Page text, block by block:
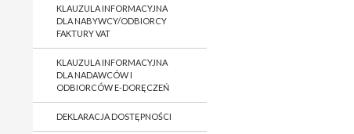
KLAUZULA INFORMACYJNA
DLA NABYWCY/ODBIORCY
FAKTURY VAT
KLAUZULA INFORMACYJNA
DLA NADAWCÓW I
ODBIORCÓW E-DORĘCZEŃ
DEKLARACJA DOSTĘPNOŚCI